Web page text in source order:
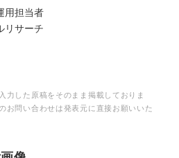
用担当者
リサーチ
力した原稿をそのまま掲載しておりま
お問い合わせは発表元に直接お願いいた